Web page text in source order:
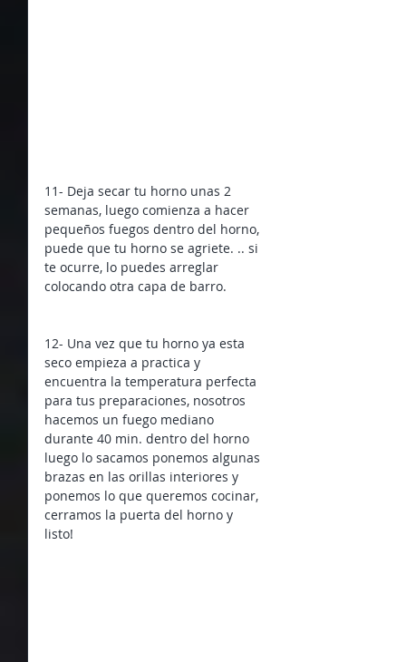
11- Deja secar tu horno unas 2
semanas, luego comienza a hacer
pequeños fuegos dentro del horno,
puede que tu horno se agriete. .. si
te ocurre, lo puedes arreglar
colocando otra capa de barro.
12- Una vez que tu horno ya esta
seco empieza a practica y
encuentra la temperatura perfecta
para tus preparaciones, nosotros
hacemos un fuego mediano
durante 40 min. dentro del horno
luego lo sacamos ponemos algunas
brazas en las orillas interiores y
ponemos lo que queremos cocinar,
cerramos la puerta del horno y
listo!